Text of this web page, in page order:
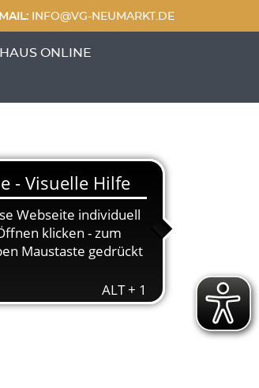
INFO@VG-NEUMARKT.DE
ONLINE
2024